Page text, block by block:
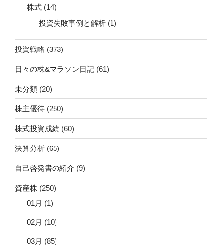
株式 (14)
投資失敗事例と解析 (1)
投資戦略 (373)
日々の株&マラソン日記 (61)
未分類 (20)
株主優待 (250)
株式投資成績 (60)
決算分析 (65)
自己啓発書の紹介 (9)
資産株 (250)
01月 (1)
02月 (10)
03月 (85)